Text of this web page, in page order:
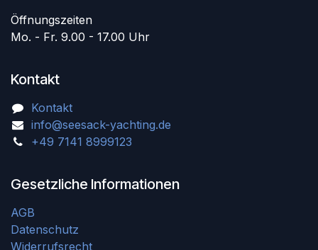
Öffnungszeiten
Mo. - Fr. 9.00 - 17.00 Uhr
Kontakt
Kontakt
info@seesack-yachting.de
+49 7141 8999123
Gesetzliche Informationen
AGB
Datenschutz
Widerrufsrecht